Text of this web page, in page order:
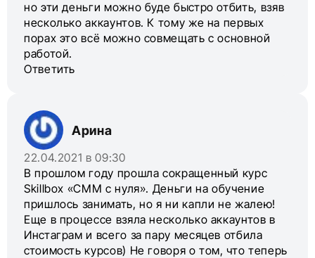
но эти деньги можно буде быстро отбить, взяв
несколько аккаунтов. К тому же на первых
порах это всё можно совмещать с основной
работой.
Ответить
Арина
22.04.2021 в 09:30
В прошлом году прошла сокращенный курс
Skillbox «СММ с нуля». Деньги на обучение
пришлось занимать, но я ни капли не жалею!
Еще в процессе взяла несколько аккаунтов в
Инстаграм и всего за пару месяцев отбила
стоимость курсов) Не говоря о том, что теперь